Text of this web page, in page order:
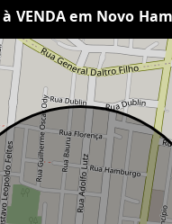
VENDA em Novo